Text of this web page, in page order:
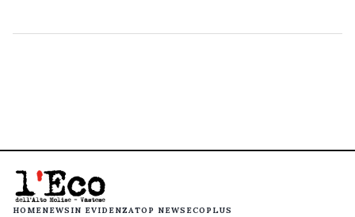
HOMENEWS IN EVIDENZATOP NEWS ECOPLUS